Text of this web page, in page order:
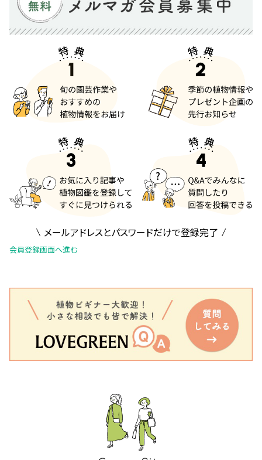
メールアドレスとパスワードだけで登録完了
会員登録画面へ進む